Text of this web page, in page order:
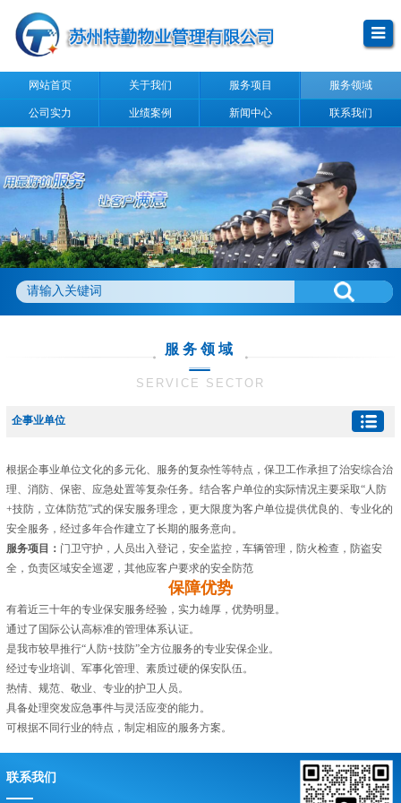
网站首页 关于我们 服务项目 服务领域
公司实力 业绩案例 新闻中心 联系我们
服务领域
SERVICE SECTOR
企事业单位
根据企事业单位文化的多元化、服务的复杂性等特点，保卫工作承担了治安综合治
理、消防、保密、应急处置等复杂任务。结合客户单位的实际情况主要采取“人防
+技防，立体防范”式的保安服务理念，更大限度为客户单位提供优良的、专业化的
安全服务，经过多年合作建立了长期的服务意向。
服务项目： 门卫守护，人员出入登记，安全监控，车辆管理，防火检查，防盗安
全，负责区域安全巡逻，其他应客户要求的安全防范
保障优势
有着近三十年的专业保安服务经验，实力雄厚，优势明显。
通过了国际公认高标准的管理体系认证。
是我市较早推行“人防+技防”全方位服务的专业安保企业。
经过专业培训、军事化管理、素质过硬的保安队伍。
热情、规范、敬业、专业的护卫人员。
具备处理突发应急事件与灵活应变的能力。
可根据不同行业的特点，制定相应的服务方案。
联系我们